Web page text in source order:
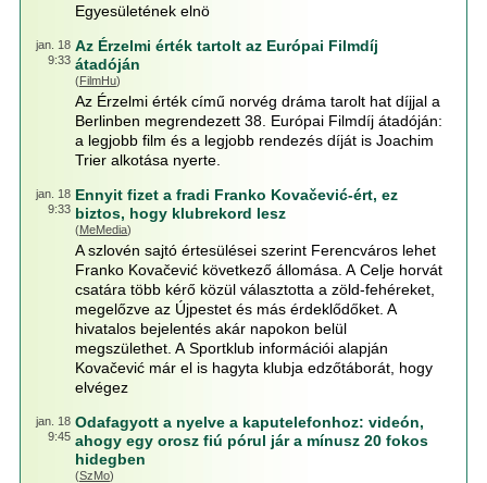
Egyesületének elnö
jan. 18
9:33
Az Érzelmi érték tartolt az Európai Filmdíj
átadóján
(FilmHu)
Az Érzelmi érték című norvég dráma tarolt hat díjjal a
Berlinben megrendezett 38. Európai Filmdíj átadóján:
a legjobb film és a legjobb rendezés díját is Joachim
Trier alkotása nyerte.
jan. 18
9:33
Ennyit fizet a fradi Franko Kovačević-ért, ez
biztos, hogy klubrekord lesz
(MeMedia)
A szlovén sajtó értesülései szerint Ferencváros lehet
Franko Kovačević következő állomása. A Celje horvát
csatára több kérő közül választotta a zöld-fehéreket,
megelőzve az Újpestet és más érdeklődőket. A
hivatalos bejelentés akár napokon belül
megszülethet. A Sportklub információi alapján
Kovačević már el is hagyta klubja edzőtáborát, hogy
elvégez
jan. 18
9:45
Odafagyott a nyelve a kaputelefonhoz: videón,
ahogy egy orosz fiú pórul jár a mínusz 20 fokos
hidegben
(SzMo)